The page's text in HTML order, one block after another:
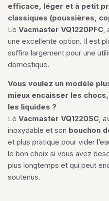
efficace, léger et à petit
classiques (poussières,
Le Vacmaster VQ1220PFC,
une excellente option. Il est
suffira largement pour une
domestique.
Vous voulez un modèle
mieux encaisser les
les liquides ?
Le Vacmaster VQ1220SC ,
inoxydable et son bouchon
et plus pratique pour vider
le bon choix si vous avez
plus longtemps et qui peut
soutenus.